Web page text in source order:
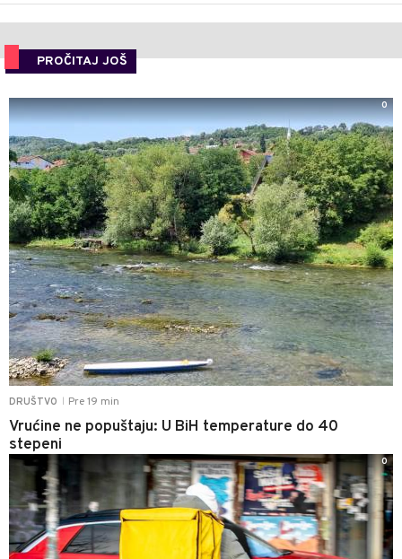
PROČITAJ JOŠ
DRUŠTVO Pre 19 min
Vrućine ne popuštaju: U BiH temperature do 40
stepeni
0
0